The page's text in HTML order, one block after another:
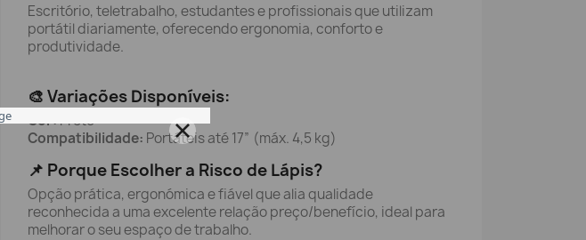
Escritório, teletrabalho, estudantes e profissionais que utilizam
portátil diariamente, oferecendo ergonomia, conforto e
produtividade.
🎨 Variações Disponíveis:
Cor:Preto
Compatibilidade: Portáteis até 17” (máx. 4,5 kg)
📌 Porque Escolher a Risco de Lápis?
Opção prática, ergonómica e fiável que alia qualidade
reconhecida a uma excelente relação preço/benefício, ideal para
melhorar o seu espaço de trabalho.